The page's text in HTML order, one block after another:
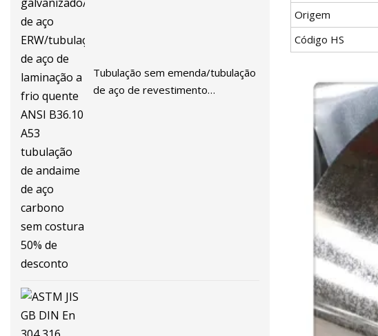
Tubulação sem emenda/tubulação
de aço de revestimento
Origem
Código HS